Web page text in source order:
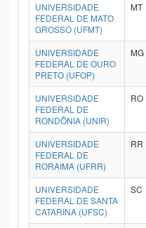
UNIVERSIDADE
FEDERAL DE MATO
GROSSO (UFMT)
MT
UNIVERSIDADE
FEDERAL DE OURO
PRETO (UFOP)
MG
UNIVERSIDADE
FEDERAL DE
RONDÔNIA (UNIR)
RO
UNIVERSIDADE
FEDERAL DE
RORAIMA (UFRR)
RR
UNIVERSIDADE
FEDERAL DE SANTA
CATARINA (UFSC)
SC